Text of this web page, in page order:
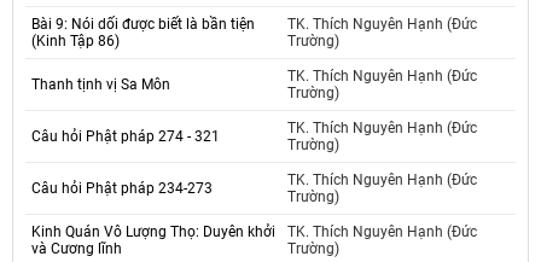
Bài 9: Nói dối được biết là bần tiện
(Kinh Tập 86)
TK. Thích Nguyên Hạnh (Đức
Trường)
Thanh tịnh vị Sa Môn
TK. Thích Nguyên Hạnh (Đức
Trường)
Câu hỏi Phật pháp 274 - 321
TK. Thích Nguyên Hạnh (Đức
Trường)
Câu hỏi Phật pháp 234-273
TK. Thích Nguyên Hạnh (Đức
Trường)
Kinh Quán Vô Lượng Thọ: Duyên khởi
và Cương lĩnh
TK. Thích Nguyên Hạnh (Đức
Trường)